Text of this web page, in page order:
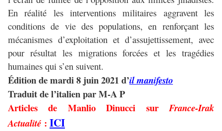
En réalité les interventions militaires aggravent les
conditions de vie des populations, en renforçant les
mécanismes d’exploitation et d’assujettissement, avec
pour résultat les migrations forcées et les tragédies
humaines qui s’en suivent.
Édition de mardi 8 juin 2021 d’il manifesto
Traduit de l’italien par M-A P
Articles de Manlio Dinucci surFrance-Irak
Actualité : ICI